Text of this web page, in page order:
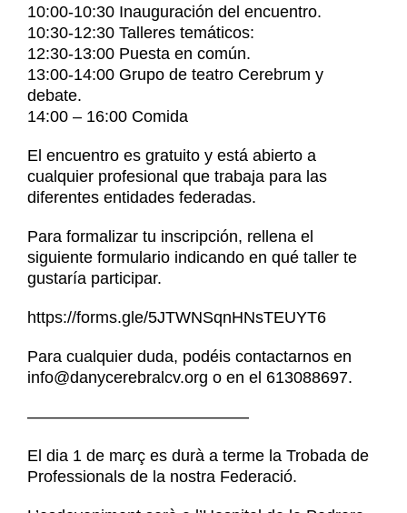
Contacto
10:00-10:30 Inauguración del encuentro.
10:30-12:30 Talleres temáticos:
12:30-13:00 Puesta en común.
13:00-14:00 Grupo de teatro Cerebrum y
debate.
14:00 – 16:00 Comida
El encuentro es gratuito y está abierto a
cualquier profesional que trabaja para las
diferentes entidades federadas.
Para formalizar tu inscripción, rellena el
siguiente formulario indicando en qué taller te
gustaría participar.
https://forms.gle/5JTWNSqnHNsTEUYT6
Para cualquier duda, podéis contactarnos en
info@danycerebralcv.org o en el 613088697.
—————————————–
El dia 1 de març es durà a terme la Trobada de
Professionals de la nostra Federació.